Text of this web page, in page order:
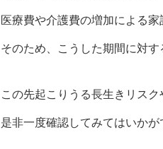
医療費や介護費の増加による
そのため、こうした期間に対す
この先起こりうる長生きリスク
是非一度確認してみてはいかが